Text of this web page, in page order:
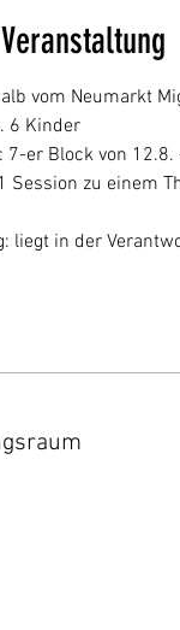
vom Neumarkt
6 Kinder
7-er Block von 12.8.
Session zu einem
liegt in der